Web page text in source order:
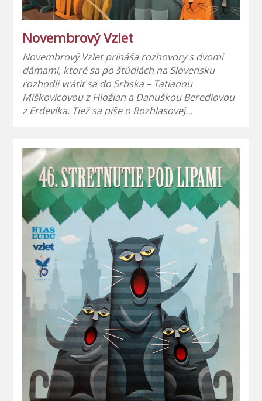
Novembrový Vzlet
Novembrový Vzlet prináša rozhovory s dvomi
dámami, ktoré sa po štúdiách na Slovensku
rozhodli vrátiť sa do Srbska – Tatianou
Miškovicovou z Hložian a Danuškou Berediovou
z Erdevíka. Tiež sa píše o Rozhlasovej…